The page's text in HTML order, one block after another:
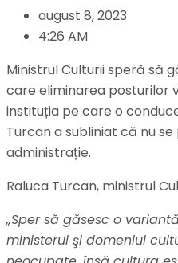
august 8, 2023
4:26 AM
Ministrul Culturii speră să
care eliminarea posturilor
instituția pe care o
Turcan a subliniat că nu
administrație.
Raluca Turcan, ministrul
„Sper să găsesc o
ministerul şi domeniul